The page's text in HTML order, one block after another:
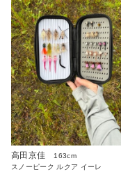
高田京佳
163cm
スノーピーク ルクア イーレ